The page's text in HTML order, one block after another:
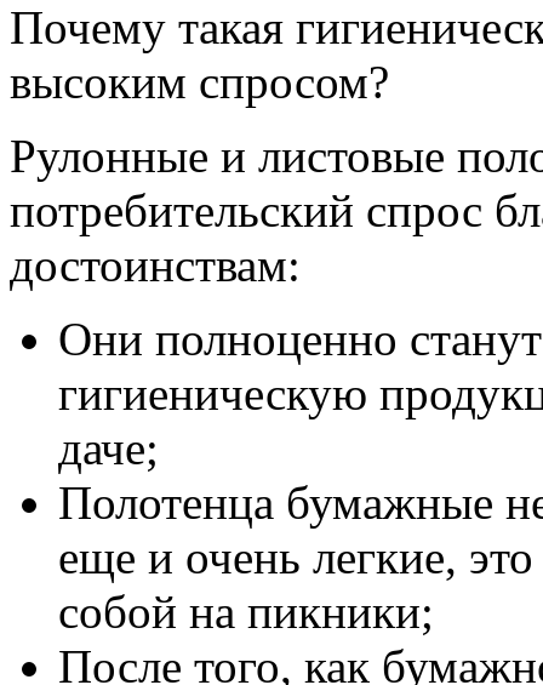
Почему такая
высоким спросом?
Рулонные и листовые
потребительский спрос
достоинствам:
Они полноценно
гигиеническую
даче;
Полотенца бумажные
еще и очень легкие,
собой на пикники;
После того, как